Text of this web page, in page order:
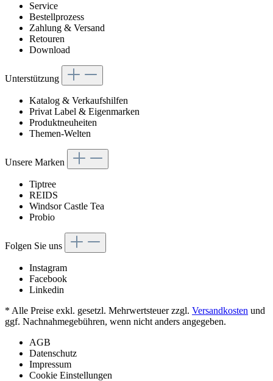
Service
Bestellprozess
Zahlung & Versand
Retouren
Download
Unterstützung
Katalog & Verkaufshilfen
Privat Label & Eigenmarken
Produktneuheiten
Themen-Welten
Unsere Marken
Tiptree
REIDS
Windsor Castle Tea
Probio
Folgen Sie uns
Instagram
Facebook
Linkedin
* Alle Preise exkl. gesetzl. Mehrwertsteuer zzgl. Versandkosten und
ggf. Nachnahmegebühren, wenn nicht anders angegeben.
AGB
Datenschutz
Impressum
Cookie Einstellungen